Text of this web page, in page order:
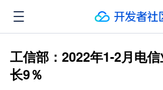
工信部：2022年1-2月电
长9％